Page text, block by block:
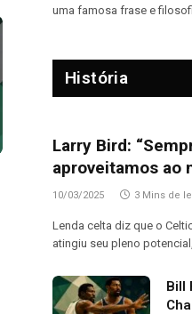
uma famosa frase e
História
Larry Bird:
aproveitamos ao
10/03/2025 3 Mins de
Lenda celta diz que o
atingiu seu pleno
Bill